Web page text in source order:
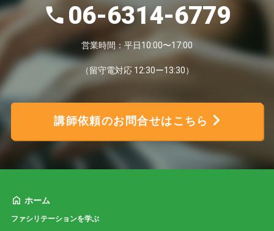
06-6314-6779
営業時間：平日10:00〜17:00
（留守電対応 12:30ー13:30）
講師依頼のお問合せはこちら
ホーム
ファシリテーションを学ぶ